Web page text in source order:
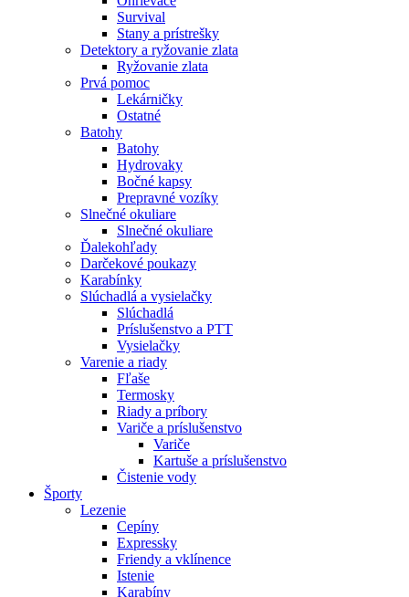
Survival
Stany a prístrešky
Detektory a ryžovanie zlata
Ryžovanie zlata
Prvá pomoc
Lekárničky
Ostatné
Batohy
Batohy
Hydrovaky
Bočné kapsy
Prepravné vozíky
Slnečné okuliare
Slnečné okuliare
Ďalekohľady
Darčekové poukazy
Karabínky
Slúchadlá a vysielačky
Slúchadlá
Príslušenstvo a PTT
Vysielačky
Varenie a riady
Fľaše
Termosky
Riady a príbory
Variče a príslušenstvo
Variče
Kartuše a príslušenstvo
Čistenie vody
Športy
Lezenie
Cepíny
Expressky
Friendy a vklínence
Istenie
Karabíny